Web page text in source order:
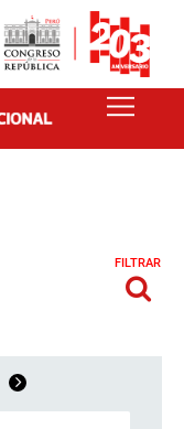
FILTRAR